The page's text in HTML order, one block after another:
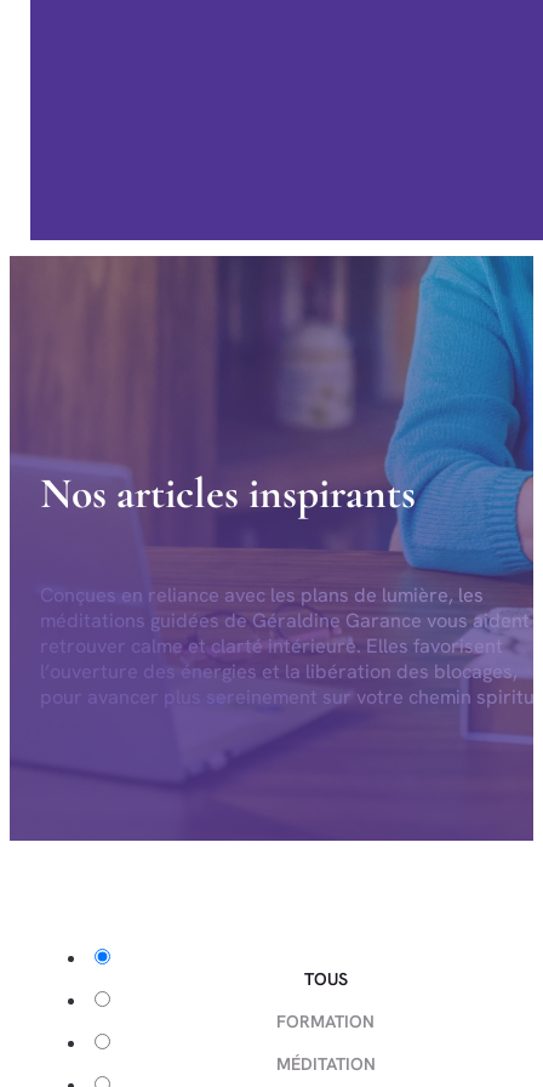
Nos articles inspirants
Conçues en reliance avec les plans de lumière, les
méditations guidées de Géraldine Garance vous aident
retrouver calme et clarté intérieure. Elles favorisent
l’ouverture des énergies et la libération des blocages,
pour avancer plus sereinement sur votre chemin
TOUS
FORMATION
MÉDITATION